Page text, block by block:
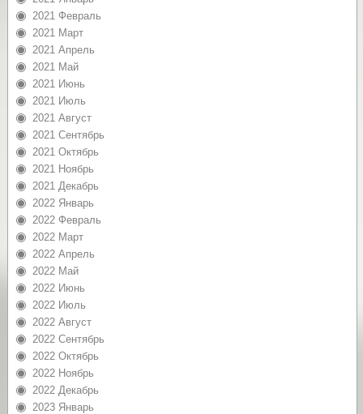
2021 Февраль
2021 Март
2021 Апрель
2021 Май
2021 Июнь
2021 Июль
2021 Август
2021 Сентябрь
2021 Октябрь
2021 Ноябрь
2021 Декабрь
2022 Январь
2022 Февраль
2022 Март
2022 Апрель
2022 Май
2022 Июнь
2022 Июль
2022 Август
2022 Сентябрь
2022 Октябрь
2022 Ноябрь
2022 Декабрь
2023 Январь